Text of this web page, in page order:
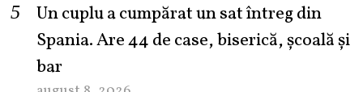
Un cuplu a cumpărat un sat întreg din
Spania. Are 44 de case, biserică, școală și
bar